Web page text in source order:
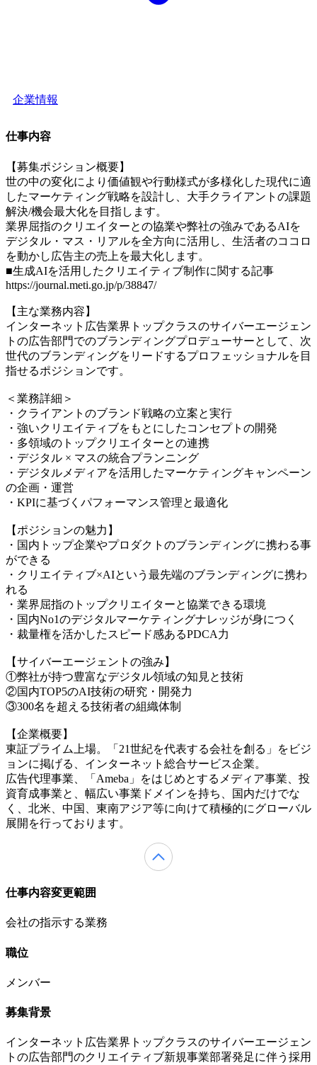
企業情報
仕事内容
【募集ポジション概要】
世の中の変化により価値観や行動様式が多様化した現代に適
したマーケティング戦略を設計し、大手クライアントの課題
解決/機会最大化を目指します。
業界屈指のクリエイターとの協業や弊社の強みであるAIを
デジタル・マス・リアルを全方向に活用し、生活者のココロ
を動かし広告主の売上を最大化します。
■生成AIを活用したクリエイティブ制作に関する記事
https://journal.meti.go.jp/p/38847/
【主な業務内容】
インターネット広告業界トップクラスのサイバーエージェン
トの広告部門でのブランディングプロデューサーとして、次
世代のブランディングをリードするプロフェッショナルを目
指せるポジションです。
＜業務詳細＞
・クライアントのブランド戦略の立案と実行
・強いクリエイティブをもとにしたコンセプトの開発
・多領域のトップクリエイターとの連携
・デジタル × マスの統合プランニング
・デジタルメディアを活用したマーケティングキャンペーン
の企画・運営
・KPIに基づくパフォーマンス管理と最適化
【ポジションの魅力】
・国内トップ企業やプロダクトのブランディングに携わる事
ができる
・クリエイティブ×AIという最先端のブランディングに携わ
れる
・業界屈指のトップクリエイターと協業できる環境
・国内No1のデジタルマーケティングナレッジが身につく
・裁量権を活かしたスピード感あるPDCA力
【サイバーエージェントの強み】
①弊社が持つ豊富なデジタル領域の知見と技術
②国内TOP5のAI技術の研究・開発力
③300名を超える技術者の組織体制
【企業概要】
東証プライム上場。「21世紀を代表する会社を創る」をビジ
ョンに掲げる、インターネット総合サービス企業。
広告代理事業、「Ameba」をはじめとするメディア事業、投
資育成事業と、幅広い事業ドメインを持ち、国内だけでな
く、北米、中国、東南アジア等に向けて積極的にグローバル
展開を行っております。
仕事内容変更範囲
会社の指示する業務
職位
メンバー
募集背景
インターネット広告業界トップクラスのサイバーエージェン
トの広告部門のクリエイティブ新規事業部署発足に伴う採用